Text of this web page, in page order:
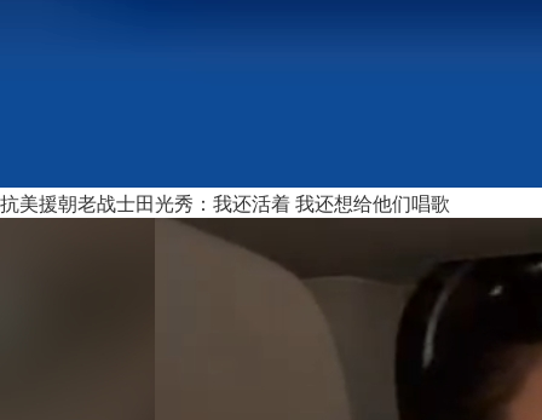
抗美援朝老战士田光秀：我还活着 我还想给他们唱歌